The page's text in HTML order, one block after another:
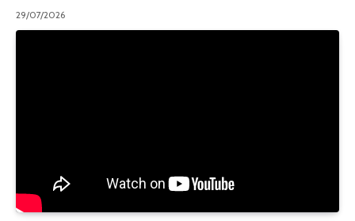
29/07/2026